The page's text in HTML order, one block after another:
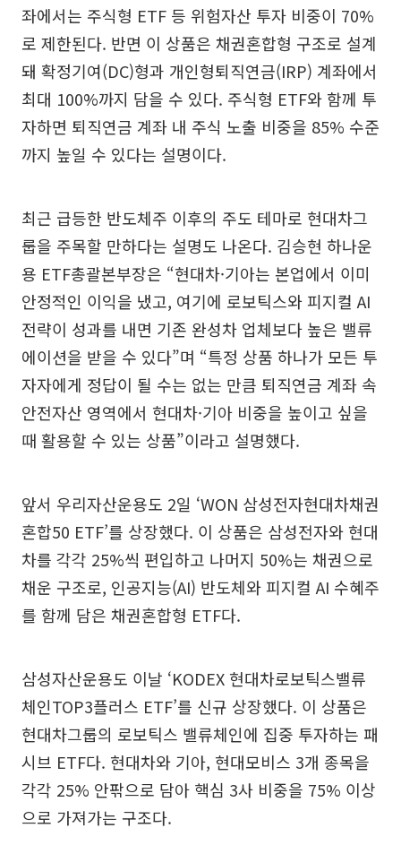
좌에서는 주식형 ETF 등 위험자산 투자 비중이 70%
로 제한된다. 반면 이 상품은 채권혼합형 구조로 설계
돼 확정기여(DC)형과 개인형퇴직연금(IRP) 계좌에서
최대 100%까지 담을 수 있다. 주식형 ETF와 함께 투
자하면 퇴직연금 계좌 내 주식 노출 비중을 85% 수준
까지 높일 수 있다는 설명이다.
최근 급등한 반도체주 이후의 주도 테마로 현대차그
룹을 주목할 만하다는 설명도 나온다. 김승현 하나운
용 ETF총괄본부장은 “현대차·기아는 본업에서 이미
안정적인 이익을 냈고, 여기에 로보틱스와 피지컬 AI
전략이 성과를 내면 기존 완성차 업체보다 높은 밸류
에이션을 받을 수 있다”며 “특정 상품 하나가 모든 투
자자에게 정답이 될 수는 없는 만큼 퇴직연금 계좌 속
안전자산 영역에서 현대차·기아 비중을 높이고 싶을
때 활용할 수 있는 상품”이라고 설명했다.
앞서 우리자산운용도 2일 ‘WON 삼성전자현대차채권
혼합50 ETF’를 상장했다. 이 상품은 삼성전자와 현대
차를 각각 25%씩 편입하고 나머지 50%는 채권으로
채운 구조로, 인공지능(AI) 반도체와 피지컬 AI 수혜주
를 함께 담은 채권혼합형 ETF다.
삼성자산운용도 이날 ‘KODEX 현대차로보틱스밸류
체인TOP3플러스 ETF’를 신규 상장했다. 이 상품은
현대차그룹의 로보틱스 밸류체인에 집중 투자하는 패
시브 ETF다. 현대차와 기아, 현대모비스 3개 종목을
각각 25% 안팎으로 담아 핵심 3사 비중을 75% 이상
으로 가져가는 구조다.